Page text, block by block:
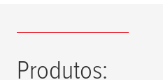
Produtos: